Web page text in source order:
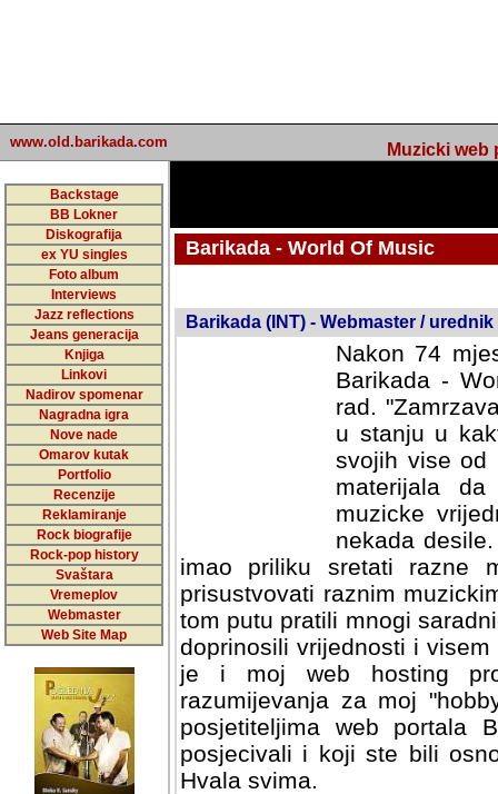
www.old.barikada.com Muzicki web
Backstage
BB Lokner
Diskografija
ex YU singles
Foto album
Interviews
Jazz reflections
Jeans generacija
Knjiga
Linkovi
Nadirov spomenar
Nagradna igra
Nove nade
Omarov kutak
Portfolio
Recenzije
Reklamiranje
Rock biografije
Rock-pop history
Svaštara
Vremeplov
Webmaster
Web Site Map
Barikada - World Of Music
Barikada (INT) - Webmaster / urednik
Nakon 74
Barikada -
rad.
u stanju u
svojih vise od
materijala
muzicke
nekada
imao priliku sretati razne
prisustvovati raznim
tom putu pratili mnogi
doprinosili vrijednosti i
je i moj web hosting
razumijevanja za moj
posjetiteljima web portala
posjecivali i koji ste bili
Hvala svima.